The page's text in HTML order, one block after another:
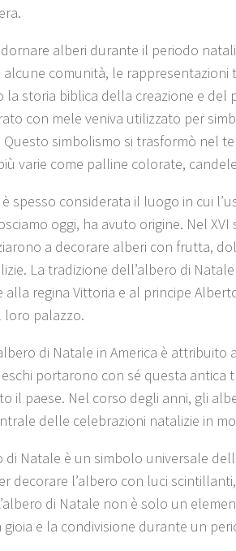
alberi durante il periodo
alcune comunità, le rappresentazioni
la storia biblica della creazione e del
con mele veniva utilizzato per
Questo simbolismo si trasformò nel
varie come palline colorate,
è spesso considerata il luogo in cui
oggi, ha avuto origine. Nel
a decorare alberi con frutta,
La tradizione dell’albero di
alla regina Vittoria e al principe
palazzo.
di Natale in America è attribuito
portarono con sé questa antica
il paese. Nel corso degli anni, gli
delle celebrazioni natalizie in
di Natale è un simbolo universale
decorare l’albero con luci
di Natale non è solo un
e la condivisione durante un